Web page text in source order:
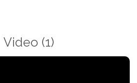
Video (1)